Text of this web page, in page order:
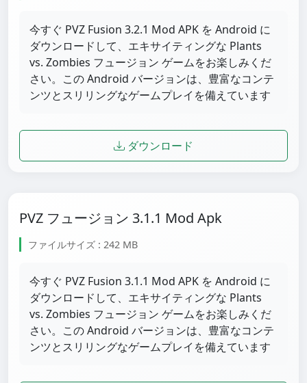
今すぐ PVZ Fusion 3.2.1 Mod APK を Android に
ダウンロードして、エキサイティングな Plants
vs. Zombies フュージョン ゲームをお楽しみくだ
さい。この Android バージョンは、豊富なコンテ
ンツとスリリングなゲームプレイを備えています
ダウンロード
PVZ フュージョン 3.1.1 Mod Apk
ファイルサイズ : 242 MB
今すぐ PVZ Fusion 3.1.1 Mod APK を Android に
ダウンロードして、エキサイティングな Plants
vs. Zombies フュージョン ゲームをお楽しみくだ
さい。この Android バージョンは、豊富なコンテ
ンツとスリリングなゲームプレイを備えています